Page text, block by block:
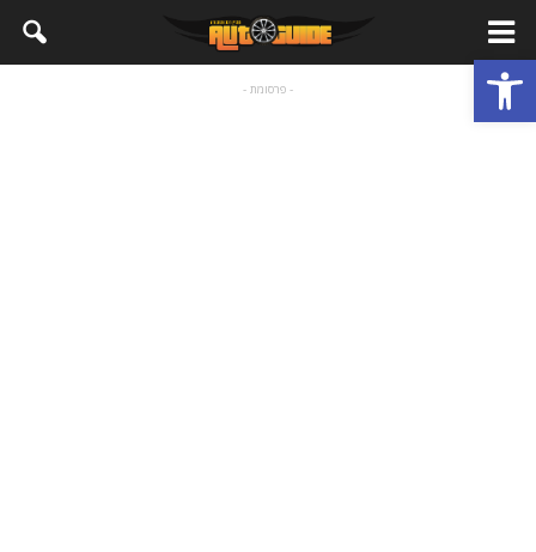
פתח סרגל נגישות - פרסומת -